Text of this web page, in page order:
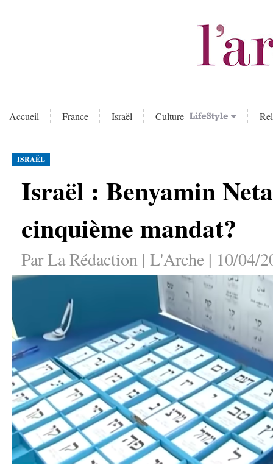
Accueil France Israël Culture
ISRAËL
Israël : Benyamin
cinquième mandat?
Par La Rédaction | L'Arche | 10/04/